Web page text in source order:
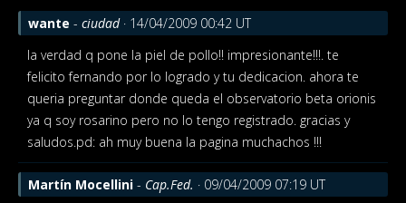
wante - ciudad· 14/04/2009 00:42 UT
la verdad q pone la piel de pollo!! impresionante!!!. te
felicito fernando por lo logrado y tu dedicacion. ahora te
queria preguntar donde queda el observatorio beta orionis
ya q soy rosarino pero no lo tengo registrado. gracias y
saludos.pd: ah muy buena la pagina muchachos !!!
Martín Mocellini - Cap.Fed. · 09/04/2009 07:19 UT